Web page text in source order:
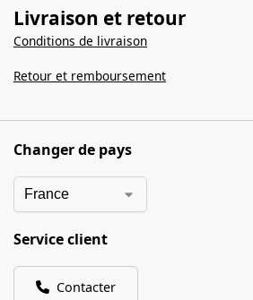
Livraison et retour
Conditions de livraison
Retour et remboursement
Service client
Contacter
Changer de pays